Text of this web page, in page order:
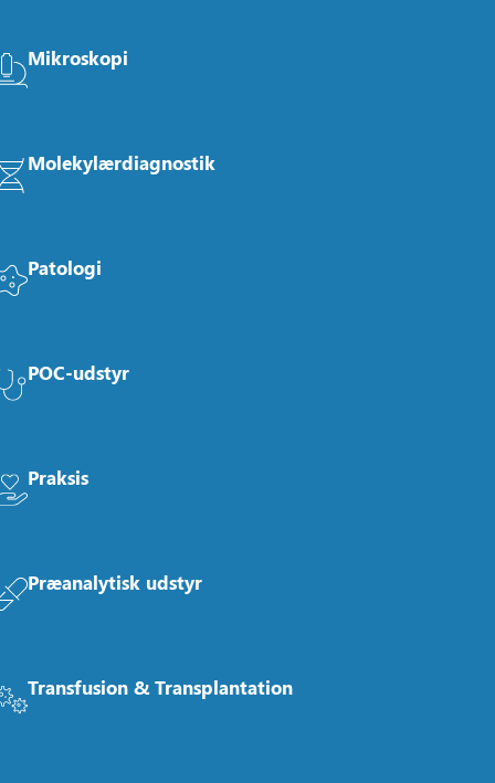
Mikroskopi
Molekylærdiagnostik
Patologi
POC-udstyr
Praksis
Præanalytisk udstyr
Transfusion & Transplantation